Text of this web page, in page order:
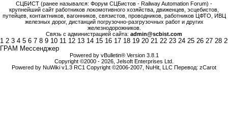
СЦБИСТ (ранее назывался: Форум СЦБистов - Railway Automation Forum) -
крупнейший сайт работников локомотивного хозяйства, движенцев, эсцебистов,
путейцев, контактников, вагонников, связистов, проводников, работников ЦФТО, ИВЦ
железных дорог, дистанций погрузочно-разгрузочных работ и других
железнодорожников.
Связь с администрацией сайта: admin@scbist.com
1 2 3 4 5 6 7 8 9 10 11 12 13 14 15 16 17 18 19 20 21 22 23 24 25 26 27 28
ГРАМ Мессенджер
Powered by vBulletin® Version 3.8.1
Copyright ©2000 - 2026, Jelsoft Enterprises Ltd.
Powered by NuWiki v1.3 RC1 Copyright ©2006-2007, NuHit, LLC Перевод: zCarot